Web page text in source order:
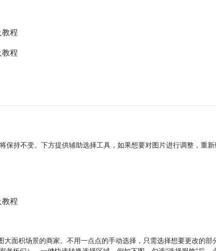
保持不变。下方提供辅助选择工具，如果想要对图片进行调整，重
大面积场景的商家。不用一点点的手动选择，只需选择想要更改的部